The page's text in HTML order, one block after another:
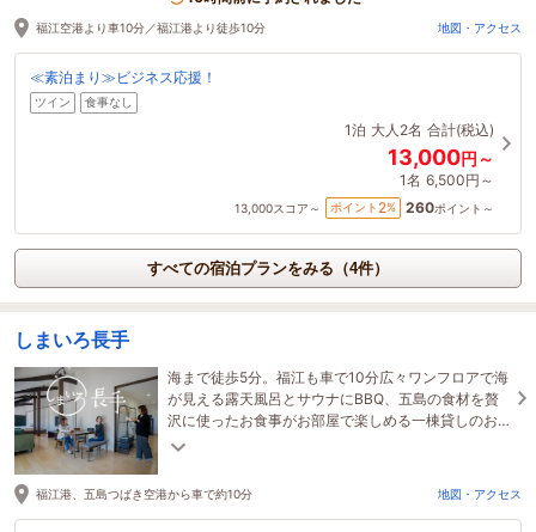
福江空港より車10分／福江港より徒歩10分 地図・アクセス
≪素泊まり≫ビジネス応援！
ツイン 食事なし
1泊 大人2名 合計(税込)
13,000円～
1名 6,500円～
13,000スコア～ ポイント 2% 260ポイント～
すべての宿泊プランをみる（4件）
しまいろ長手
海まで徒歩5分。福江も車で10分広々ワンフロアで海
が見える露天風呂とサウナにBBQ、五島の食材を贅
沢に使ったお食事がお部屋で楽しめる一棟貸しのお
宿となっております。無料レンタカーもございま
福江港、五島つばき空港から車で約10分 地図・アクセス